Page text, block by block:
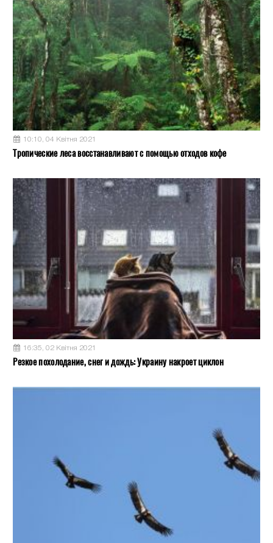
10:10, 04 Квітня 2021
Тропические леса восстанавливают с помощью отходов кофе
16:35, 02 Квітня 2021
Резкое похолодание, снег и дождь: Украину накроет циклон